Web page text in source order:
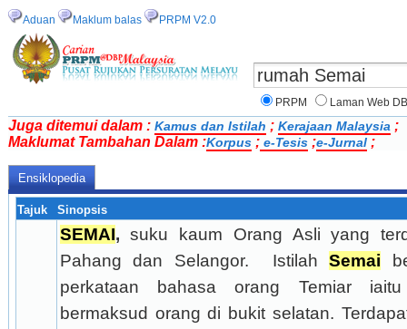
Aduan Maklum balas PRPM V2.0
PRPM Laman Web
Juga ditemui dalam : Kamus dan Istilah ; Kerajaan Malaysia ;
Maklumat Tambahan Dalam :Korpus ; e-Tesis ;e-Jurnal ;
Ensiklopedia
Tajuk Sinopsis
SEMAI, suku kaum Orang Asli yang
Pahang dan Selangor.
Istilah Semai
perkataan bahasa orang Temiar
bermaksud orang di bukit selatan.